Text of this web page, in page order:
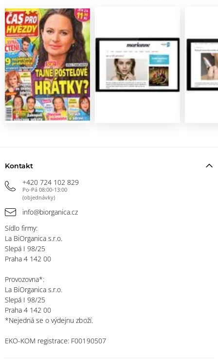
Kontakt
+420 724 102 829
Po-Pá 08:00-13:00
(objednávky)
info@biorganica.cz
Sídlo firmy:
La BiOrganica s.r.o.
Slepá I 98/25
Praha 4 142 00
Provozovna*:
La BiOrganica s.r.o.
Slepá I 98/25
Praha 4 142 00
*Nejedná se o výdejnu zboží.
EKO-KOM registrace: F00190507